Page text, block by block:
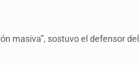
masiva”, sostuvo el defensor del